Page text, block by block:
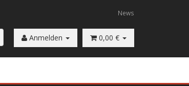
News
Anmelden 0,00 €